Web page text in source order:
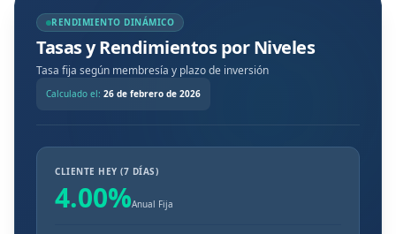
RENDIMIENTO DINÁMICO
Tasas y Rendimientos por Niveles
Tasa fija según membresía y plazo de inversión
Calculado el: 26 de febrero de 2026
CLIENTE HEY (7 DÍAS)
4.00%Anual Fija